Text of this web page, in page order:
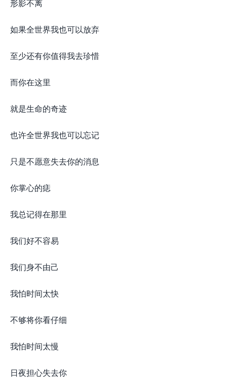
形影不离
如果全世界我也可以放弃
至少还有你值得我去珍惜
而你在这里
就是生命的奇迹
也许全世界我也可以忘记
只是不愿意失去你的消息
你掌心的痣
我总记得在那里
我们好不容易
我们身不由己
我怕时间太快
不够将你看仔细
我怕时间太慢
日夜担心失去你